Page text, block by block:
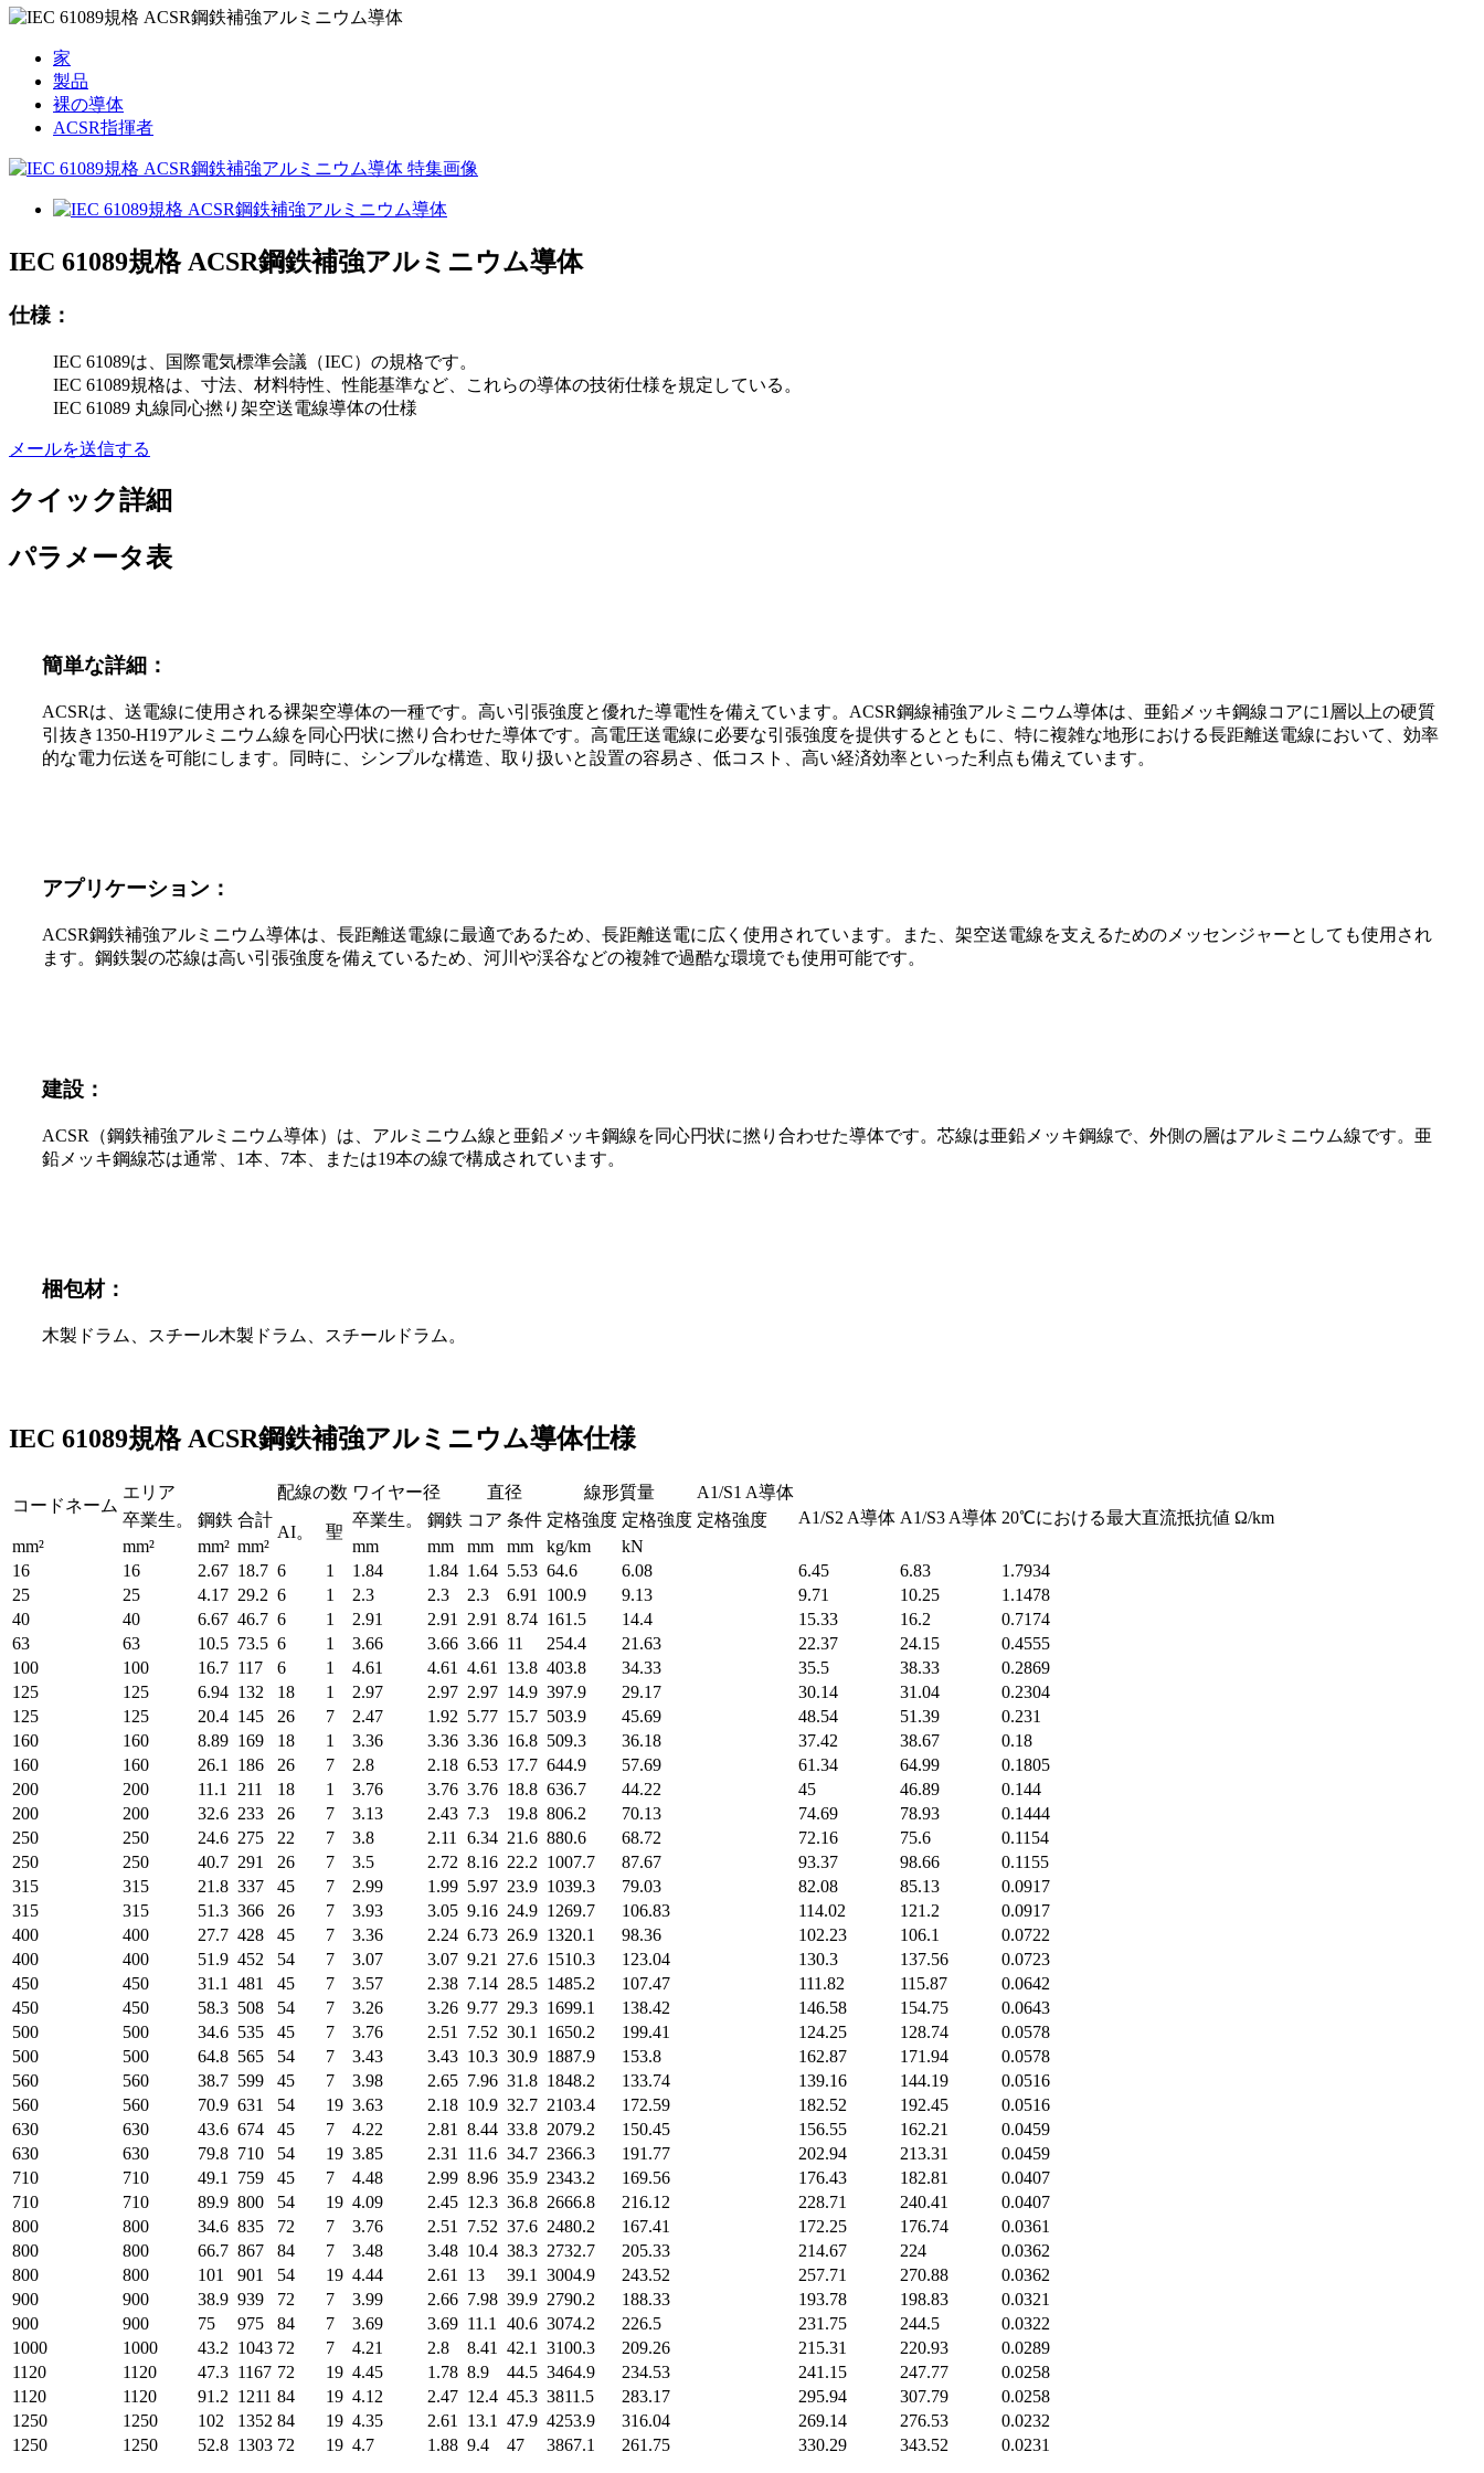
家
製品
裸の導体
ACSR指揮者
IEC 61089規格 ACSR鋼鉄補強アルミニウム導体
仕様：
IEC 61089は、国際電気標準会議（IEC）の規格です。
IEC 61089規格は、寸法、材料特性、性能基準など、これらの導体の技術仕様を規定している。
IEC 61089 丸線同心撚り架空送電線導体の仕様
メールを送信する
クイック詳細
パラメータ表
簡単な詳細：
ACSRは、送電線に使用される裸架空導体の一種です。高い引張強度と優れた導電性を備えています。ACSR鋼線補強アルミニウム導体は、亜鉛メッキ鋼線コアに1層以上の硬質
引抜き1350-H19アルミニウム線を同心円状に撚り合わせた導体です。高電圧送電線に必要な引張強度を提供するとともに、特に複雑な地形における長距離送電線において、効率
的な電力伝送を可能にします。同時に、シンプルな構造、取り扱いと設置の容易さ、低コスト、高い経済効率といった利点も備えています。
アプリケーション：
ACSR鋼鉄補強アルミニウム導体は、長距離送電線に最適であるため、長距離送電に広く使用されています。また、架空送電線を支えるためのメッセンジャーとしても使用され
ます。鋼鉄製の芯線は高い引張強度を備えているため、河川や渓谷などの複雑で過酷な環境でも使用可能です。
建設：
ACSR（鋼鉄補強アルミニウム導体）は、アルミニウム線と亜鉛メッキ鋼線を同心円状に撚り合わせた導体です。芯線は亜鉛メッキ鋼線で、外側の層はアルミニウム線です。亜
鉛メッキ鋼線芯は通常、1本、7本、または19本の線で構成されています。
梱包材：
木製ドラム、スチール木製ドラム、スチールドラム。
IEC 61089規格 ACSR鋼鉄補強アルミニウム導体仕様
コードネーム
エリア 配線の数 ワイヤー径 直径 線形質量
A1/S1 A導体
A1/S2 A導体 A1/S3 A導体 20℃における最大直流抵抗値 Ω/km
卒業生。 鋼鉄 合計
AI。 聖
卒業生。 鋼鉄 コア 条件 定格強度 定格強度 定格強度
mm²
mm² mm² mm² mm mm mm mm kg/km
kN
16
16 2.67 18.7 6 1 1.84 1.84 1.64 5.53 64.6 6.08 6.45 6.83
1.7934
25
25 4.17 29.2 6 1 2.3 2.3 2.3 6.91 100.9 9.13 9.71 10.25
1.1478
40
40 6.67 46.7 6 1 2.91 2.91 2.91 8.74 161.5 14.4 15.33 16.2
0.7174
63
63 10.5 73.5 6 1 3.66 3.66 3.66 11 254.4 21.63 22.37 24.15
0.4555
100
100 16.7 117 6 1 4.61 4.61 4.61 13.8 403.8 34.33 35.5 38.33
0.2869
125
125 6.94 132 18 1 2.97 2.97 2.97 14.9 397.9 29.17 30.14 31.04
0.2304
125
125 20.4 145 26 7 2.47 1.92 5.77 15.7 503.9 45.69 48.54 51.39
0.231
160
160 8.89 169 18 1 3.36 3.36 3.36 16.8 509.3 36.18 37.42 38.67
0.18
160
160 26.1 186 26 7 2.8 2.18 6.53 17.7 644.9 57.69 61.34 64.99
0.1805
200
200 11.1 211 18 1 3.76 3.76 3.76 18.8 636.7 44.22 45 46.89
0.144
200
200 32.6 233 26 7 3.13 2.43 7.3 19.8 806.2 70.13 74.69 78.93
0.1444
250
250 24.6 275 22 7 3.8 2.11 6.34 21.6 880.6 68.72 72.16 75.6
0.1154
250
250 40.7 291 26 7 3.5 2.72 8.16 22.2 1007.7 87.67 93.37 98.66
0.1155
315
315 21.8 337 45 7 2.99 1.99 5.97 23.9 1039.3 79.03 82.08 85.13
0.0917
315
315 51.3 366 26 7 3.93 3.05 9.16 24.9 1269.7 106.83 114.02 121.2
0.0917
400
400 27.7 428 45 7 3.36 2.24 6.73 26.9 1320.1 98.36 102.23 106.1
0.0722
400
400 51.9 452 54 7 3.07 3.07 9.21 27.6 1510.3 123.04 130.3 137.56
0.0723
450
450 31.1 481 45 7 3.57 2.38 7.14 28.5 1485.2 107.47 111.82 115.87
0.0642
450
450 58.3 508 54 7 3.26 3.26 9.77 29.3 1699.1 138.42 146.58 154.75
0.0643
500
500 34.6 535 45 7 3.76 2.51 7.52 30.1 1650.2 199.41 124.25 128.74
0.0578
500
500 64.8 565 54 7 3.43 3.43 10.3 30.9 1887.9 153.8 162.87 171.94
0.0578
560
560 38.7 599 45 7 3.98 2.65 7.96 31.8 1848.2 133.74 139.16 144.19
0.0516
560
560 70.9 631 54 19 3.63 2.18 10.9 32.7 2103.4 172.59 182.52 192.45
0.0516
630
630 43.6 674 45 7 4.22 2.81 8.44 33.8 2079.2 150.45 156.55 162.21
0.0459
630
630 79.8 710 54 19 3.85 2.31 11.6 34.7 2366.3 191.77 202.94 213.31
0.0459
710
710 49.1 759 45 7 4.48 2.99 8.96 35.9 2343.2 169.56 176.43 182.81
0.0407
710
710 89.9 800 54 19 4.09 2.45 12.3 36.8 2666.8 216.12 228.71 240.41
0.0407
800
800 34.6 835 72 7 3.76 2.51 7.52 37.6 2480.2 167.41 172.25 176.74
0.0361
800
800 66.7 867 84 7 3.48 3.48 10.4 38.3 2732.7 205.33 214.67 224
0.0362
800
800 101 901 54 19 4.44 2.61 13 39.1 3004.9 243.52 257.71 270.88
0.0362
900
900 38.9 939 72 7 3.99 2.66 7.98 39.9 2790.2 188.33 193.78 198.83
0.0321
900
900 75 975 84 7 3.69 3.69 11.1 40.6 3074.2 226.5 231.75 244.5
0.0322
1000
1000 43.2 1043 72 7 4.21 2.8 8.41 42.1 3100.3 209.26 215.31 220.93
0.0289
1120
1120 47.3 1167 72 19 4.45 1.78 8.9 44.5 3464.9 234.53 241.15 247.77
0.0258
1120
1120 91.2 1211 84 19 4.12 2.47 12.4 45.3 3811.5 283.17 295.94 307.79
0.0258
1250
1250 102 1352 84 19 4.35 2.61 13.1 47.9 4253.9 316.04 269.14 276.53
0.0232
1250
1250 52.8 1303 72 19 4.7 1.88 9.4 47 3867.1 261.75 330.29 343.52 0.0231